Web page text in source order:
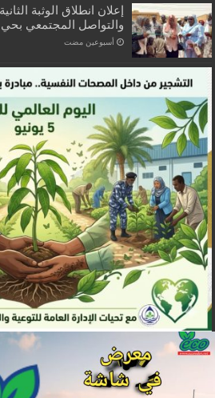
إعلان انطلاق الوثبة
والتواصل المجتمعي بحي
‏أسبوعين مضت